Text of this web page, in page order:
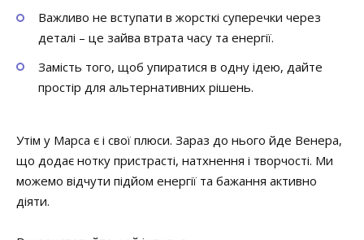
Важливо не вступати в жорсткі суперечки через
деталі – це зайва втрата часу та енергії.
Замість того, щоб упиратися в одну ідею, дайте
простір для альтернативних рішень.
Утім у Марса є і свої плюси. Зараз до нього йде Венера,
що додає нотку пристрасті, натхнення і творчості. Ми
можемо відчути підйом енергії та бажання активно
діяти.